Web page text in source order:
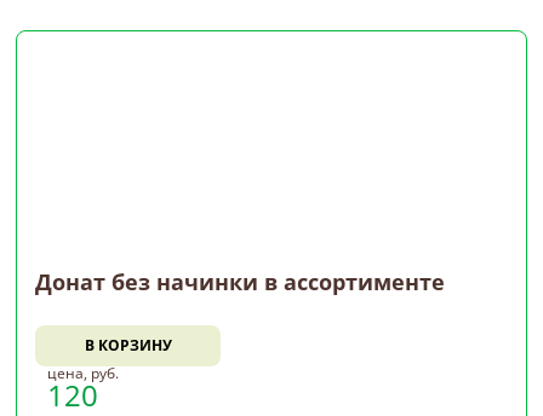
Донат без начинки в ассортименте
В КОРЗИНУ
цена, руб.
120